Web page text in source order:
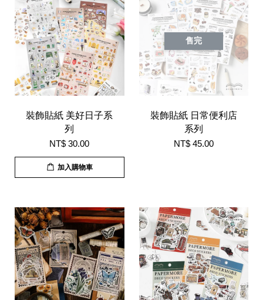
裝飾貼紙 美好日子系
列
NT$ 30.00
加入購物車
售完
裝飾貼紙 日常便利店
系列
NT$ 45.00